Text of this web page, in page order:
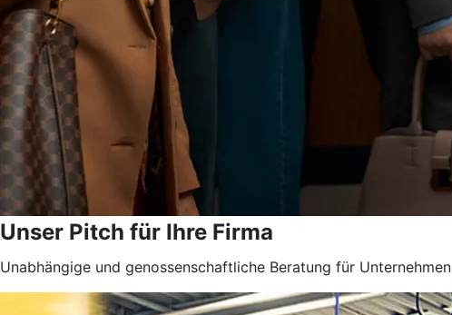
Unser Pitch für Ihre Firma
Unabhängige und genossenschaftliche Beratung für Unternehmen